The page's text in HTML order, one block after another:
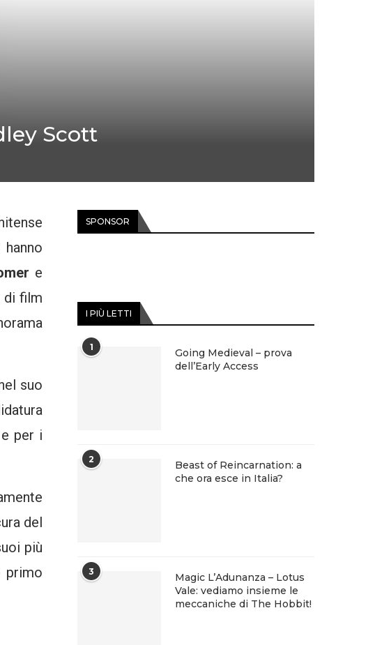
Scott
e
di film
suo
e per i
del
più
primo
SPONSOR
I PIÙ LETTI
1
Going Medieval – prova
dell’Early Access
2
Beast of Reincarnation: a
che ora esce in Italia?
3
Magic L’Adunanza – Lotus
Vale: vediamo insieme le
meccaniche di The Hobbit!